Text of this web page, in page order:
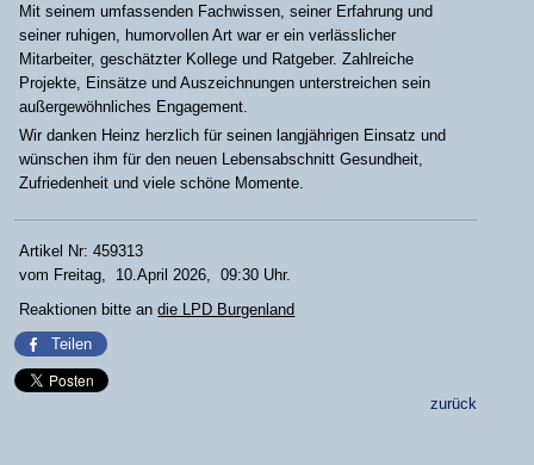
Mit seinem umfassenden Fachwissen, seiner Erfahrung und
seiner ruhigen, humorvollen Art war er ein verlässlicher
Mitarbeiter, geschätzter Kollege und Ratgeber. Zahlreiche
Projekte, Einsätze und Auszeichnungen unterstreichen sein
außergewöhnliches Engagement.
Wir danken Heinz herzlich für seinen langjährigen Einsatz und
wünschen ihm für den neuen Lebensabschnitt Gesundheit,
Zufriedenheit und viele schöne Momente.
Artikel Nr: 459313
vom Freitag, 10.April 2026, 09:30 Uhr.
Reaktionen bitte andie LPD Burgenland
Teilen
zurück